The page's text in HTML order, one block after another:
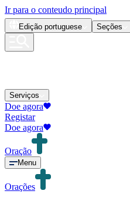
Ir para o conteudo principal
Edição portuguese Seções
Serviços
Doe agora
Registar
Doe agora
Oração
Menu
Orações